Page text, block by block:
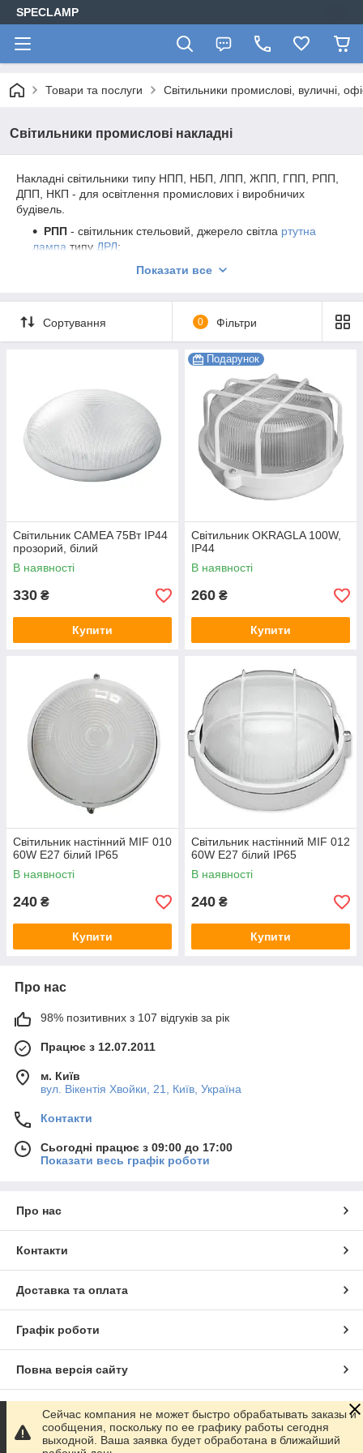
SPECLAMP
Товари та послуги Світильники промислові, вуличні,
Світильники промислові накладні
Накладні світильники типу НПП, НБП, ЛПП, ЖПП, ГПП, РПП,
ДПП, НКП - для освітлення промислових і виробничих
будівель.
РПП - світильник стельовий, джерело світла ртутна
лампа типу ДРЛ;
- світильник стельовий, джерело світла
ГПП- світильник стельовий, джерело світла
металлогалогенновая лампа
типуДРІ;
НВП- світильник стельовий, джерело світла -лампа
- світильник стельовий, джерело світла
люмінесцентна лампа
- світильник стельовий, джерелом світла
виступають світлодіоди;
НБП - світильник настінний, джерело світла -
лампа
розжарювання;
- світильник консольний, торцевий, джерело
Показати все
Сортування 0 Фільтри
Світильник CAMEA 75Вт IP44
прозорий, білий
В наявності
330 ₴
Купити
Подарунок
Світильник OKRAGLA 100W,
IP44
В наявності
260 ₴
Купити
Світильник настінний MIF 010
60W E27 білий IP65
В наявності
240 ₴
Купити
Світильник настінний MIF 012
60W E27 білий IP65
В наявності
240 ₴
Купити
Про нас
98% позитивних з 107 відгуків за рік
Працює з 12.07.2011
м. Київ
вул. Вікентія Хвойки, 21, Київ, Україна
Контакти
Сьогодні працює з 09:00 до 17:00
Показати весь графік роботи
Про нас
Контакти
Доставка та оплата
Графік роботи
Повна версія сайту
Сайт створено на маркетплейсі Prom.ua
Політика конфіденційності
Сейчас компания не может быстро обрабатывать заказы и
сообщения, поскольку по ее графику работы сегодня
выходной. Ваша заявка будет обработана в ближайший